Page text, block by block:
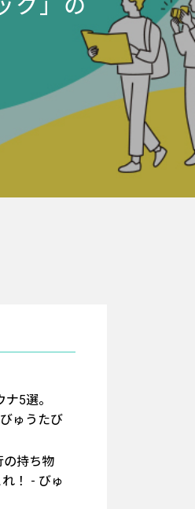
ク」の
5選。
ゅうたび
の持ち物
！ - びゅ